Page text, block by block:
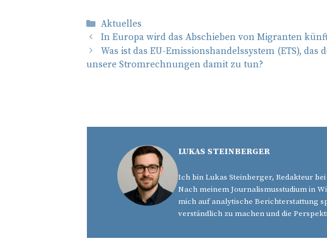
Kategorien
Aktuelles
In Europa wird das Abschieben von Migranten
Was ist das EU-Emissionshandelssystem (ETS),
unsere Stromrechnungen damit zu tun?
LUKAS STEINBERGER
Ich bin Lukas Steinberger, Redakteur
Nach meinem Journalismusstudium in
mich auf analytische Berichterstattung
verständlich zu machen und die